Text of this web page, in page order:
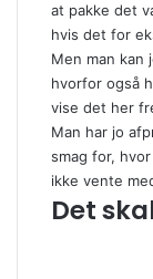
at pakke det
hvis det for
Men man kan
hvorfor også
vise det her
Man har jo
smag for,
ikke vente
Det